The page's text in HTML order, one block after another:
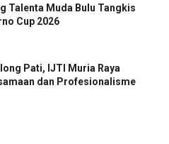
Talenta Muda Bulu Tangkis
Cup 2026
Pati, IJTI Muria Raya
dan Profesionalisme